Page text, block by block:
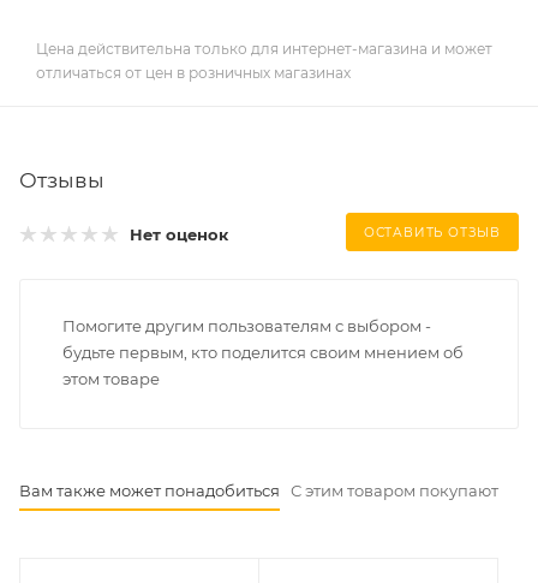
Цена действительна только для интернет-магазина и может
отличаться от цен в розничных магазинах
Отзывы
Нет оценок ОСТАВИТЬ ОТЗЫВ
Помогите другим пользователям с выбором -
будьте первым, кто поделится своим мнением об
этом товаре
Вам также может понадобиться С этим товаром покупают